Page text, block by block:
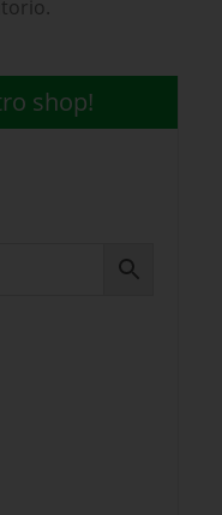
shop!